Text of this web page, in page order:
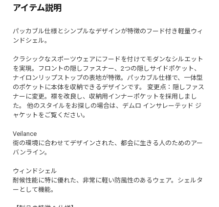
アイテム説明
パッカブル仕様とシンプルなデザインが特徴のフード付き軽量ウィ
ンドシェル。
クラシックなスポーツウェアにフードを付けてモダンなシルエット
を実現。フロントの隠しファスナー、2つの隠しサイドポケット、
ナイロンリップストップの表地が特徴。パッカブル仕様で、一体型
のポケットに本体を収納できるデザインです。 変更点：隠しファス
ナーに変更。襟を改良し、収納用インナーポケットを採用しまし
た。 他のスタイルをお探しの場合は、デムロ インサレーテッド ジ
ャケットをご覧ください。
Veilance
街の環境に合わせてデザインされた、都会に生きる人のためのアー
バンライン。
ウィンドシェル
耐候性能に特に優れた、非常に軽い防風性のあるウェア。シェルタ
ーとして機能。